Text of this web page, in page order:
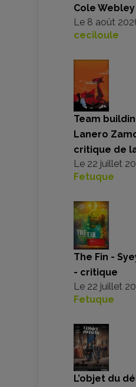
Cole
Le 8 août
ceciloule
Team
Lanero
critique de
Le 22 juillet
Fetuque
The Fin -
- critique
Le 22 juillet
Fetuque
L’objet du